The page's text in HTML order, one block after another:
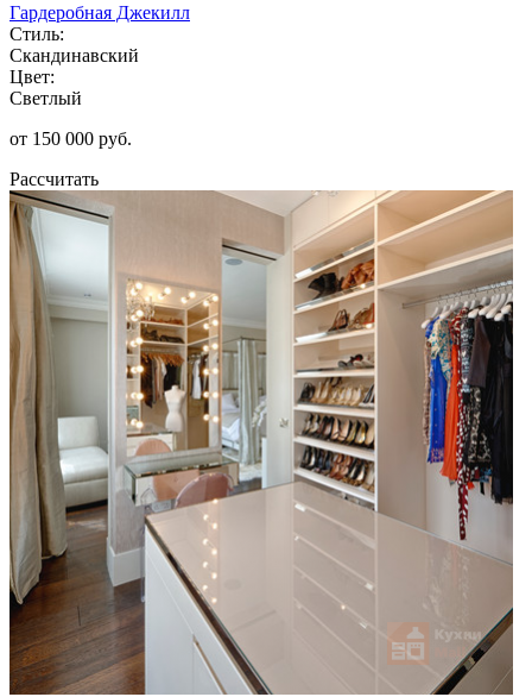
Гардеробная Джекилл
Стиль:
Скандинавский
Цвет:
Светлый
от 150 000 руб.
Рассчитать